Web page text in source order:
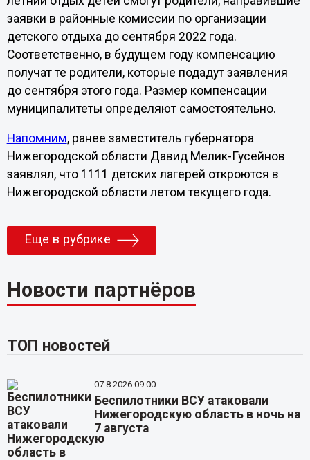
заявки в районные комиссии по организации
детского отдыха до сентября 2022 года.
Соответственно, в будущем году компенсацию
получат те родители, которые подадут заявления
до сентября этого года. Размер компенсации
муниципалитеты определяют самостоятельно.
Напомним, ранее заместитель губернатора
Нижегородской области Давид Мелик-Гусейнов
заявлял, что 1111 детских лагерей откроются в
Нижегородской области летом текущего года.
Еще в рубрике
Новости партнёров
ТОП новостей
07.8.2026 09:00
Беспилотники ВСУ атаковали
Нижегородскую область в ночь на
7 августа